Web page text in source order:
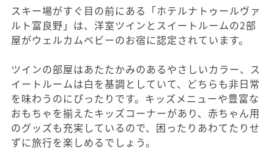
スキー場がすぐ目の前にある「ホテルナトゥールヴァ
ルト富良野」は、洋室ツインとスイートルームの2部
屋がウェルカムベビーのお宿に認定されています。
ツインの部屋はあたたかみのあるやさしいカラー、ス
イートルームは白を基調としていて、どちらも非日常
を味わうのにぴったりです。キッズメニューや豊富な
おもちゃを揃えたキッズコーナーがあり、赤ちゃん用
のグッズも充実しているので、困ったりあわてたりせ
ずに旅行を楽しめるでしょう。